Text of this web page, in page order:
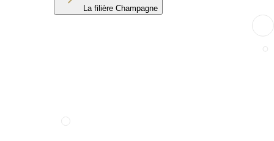
La filière Champagne